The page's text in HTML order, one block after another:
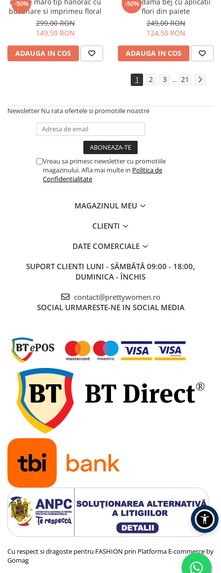
-50%
buzunare si imprimeu floral
299,00 RON
149,50 RON
ADAUGA IN COS
-50%
flori din paiete
249,00 RON
124,50 RON
ADAUGA IN COS
1 2 3 ... 21
Newsletter Nu rata ofertele si promotiile noastre
Vreau sa primesc newsletter cu promotiile
magazinului. Afla mai multe in Politica de
Confidentialitate
MAGAZINUL MEU
CLIENTI
DATE COMERCIALE
SUPORT CLIENTI LUNI - SÂMBĂTĂ 09:00 - 18:00,
DUMINICA - ÎNCHIS
contact@prettywomen.ro
SOCIAL URMARESTE-NE IN SOCIAL MEDIA
Cu respect si dragoste pentru FASHION prin Platforma E-commerce by
Gomag